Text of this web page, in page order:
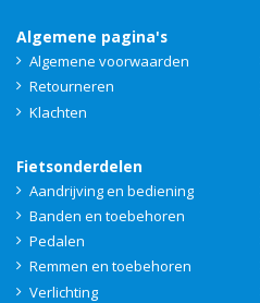
Algemene pagina's
Algemene voorwaarden
Retourneren
Klachten
Fietsonderdelen
Aandrijving en bediening
Banden en toebehoren
Pedalen
Remmen en toebehoren
Verlichting